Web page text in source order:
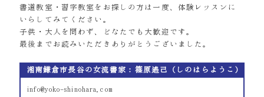
書道教室・習字教室をお探しの方は一度、体験レッスンに
いらしてみてください。
子供・大人を問わず、どなたでも大歓迎です。
最後までお読みいただきありがとうございました。
湘南鎌倉市長谷の女流書家：篠原遙己（しのはらようこ）
info@yoko-shinohara.com